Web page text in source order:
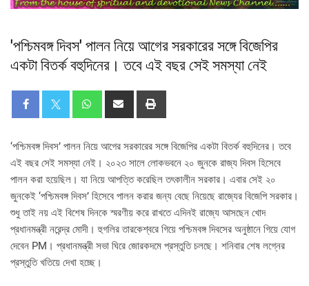
'পশ্চিমবঙ্গ দিবস' পালন নিয়ে আগের সরকারের সঙ্গে বিজেপির
একটা বিতর্ক বহুদিনের। তবে এই বছর সেই সমস্যা নেই
‘পশ্চিমবঙ্গ দিবস’ পালন নিয়ে আগের সরকারের সঙ্গে বিজেপির একটা বিতর্ক বহুদিনের। তবে
এই বছর সেই সমস্যা নেই। ২০২৩ সালে লোকভবনে ২০ জুনকে রাজ্য দিবস হিসেবে
পালন করা হয়েছিল। যা নিয়ে আপত্তি করেছিল তৎকালীন সরকার। এবার সেই ২০
জুনকেই ‘পশ্চিমবঙ্গ দিবস’ হিসেবে পালন করার জন্য বেছে নিয়েছে রাজ্যের বিজেপি সরকার।
শুধু তাই নয় এই বিশেষ দিনকে স্মরণীয় করে রাখতে এদিনই রাজ্যে আসছেন খোদ
প্রধানমন্ত্রী নরেন্দ্র মোদী। হুগলির তারকেশ্বরে গিয়ে পশ্চিমবঙ্গ দিবসের অনুষ্ঠানে গিয়ে যোগ
দেবেন PM। প্রধানমন্ত্রী সভা ঘিরে জোরকদমে প্রস্তুতি চলছে। শনিবার শেষ লগ্নের
প্রস্তুতি খতিয়ে দেখা হচ্ছে।